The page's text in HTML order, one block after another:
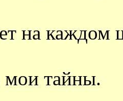
на каждом
мои тайны.